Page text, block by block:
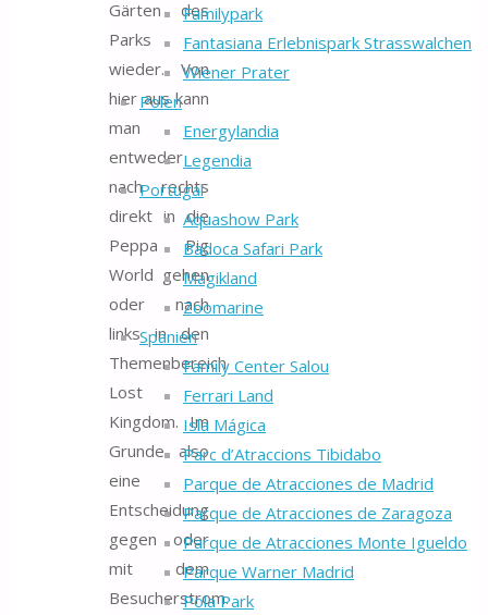
Familypark
Fantasiana Erlebnispark Strasswalchen
Wiener Prater
Polen
Energylandia
Legendia
Portugal
Aquashow Park
Badoca Safari Park
Magikland
Zoomarine
Spanien
Family Center Salou
Ferrari Land
Isla Mágica
Parc d’Atraccions Tibidabo
Parque de Atracciones de Madrid
Parque de Atracciones de Zaragoza
Parque de Atracciones Monte Igueldo
Parque Warner Madrid
Pola Park
Gärten des
Parks
wieder. Von
hier aus kann
man
entweder
nach rechts
direkt in die
Peppa Pig
World gehen
oder nach
links in den
Themenbereich
Lost
Kingdom. Im
Grunde also
eine
Entscheidung
gegen oder
mit dem
Besucherstrom.